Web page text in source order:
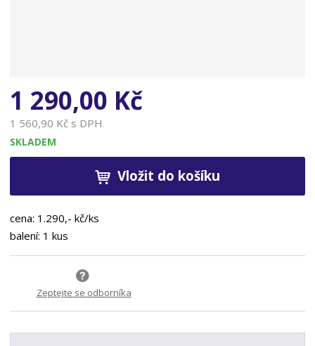
1 290,00 Kč
1 560,90 Kč s DPH
SKLADEM
Vložit do košíku
cena: 1.290,- kč/ks
balení: 1 kus
Zeptejte se odborníka